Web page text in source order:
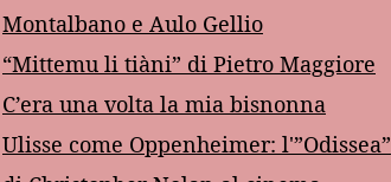
Montalbano e Aulo Gellio
“Mittemu li tiàni” di Pietro Maggiore
C’era una volta la mia bisnonna
Ulisse come Oppenheimer: l'”Odissea”